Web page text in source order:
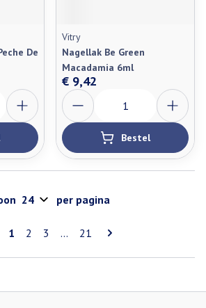
De
Vitry
Nagellak Be Green
Macadamia 6ml
€ 9,42
Aantal
Bestel
Pagina's
U lees momenteel pagina
1 Pagina
2 Pagina
3 ... Pagina
21
per pagina